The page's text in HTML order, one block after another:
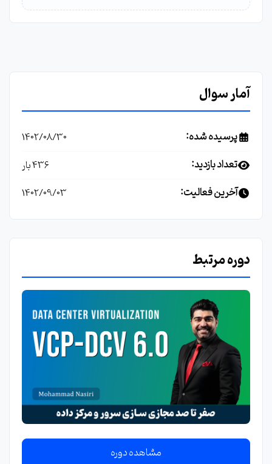
آمار سوال
پرسیده شده: 1402/08/30
تعداد بازدید: 436 بار
آخرین فعالیت: 1402/09/03
دوره مرتبط
مشاهده دوره